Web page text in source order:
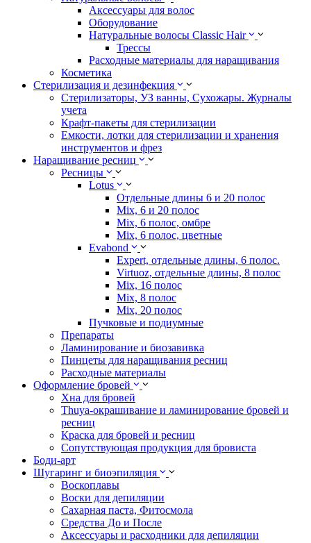
Аксессуары для волос
Оборудование
Натуральные волосы Classic Hair
Трессы
Расходные материалы для наращивания
Косметика
Стерилизация и дезинфекция
Стерилизаторы, УЗ ванны, Сухожары. Журналы
учета
Крафт-пакеты для стерилизации
Емкости, лотки для стерилизации и хранения
инструментов и фрез
Наращивание ресниц
Ресницы
Lotus
Отдельные длины 6 и 20 полос
Mix, 6 и 20 полос
Mix, 6 полос, омбре
Mix, 6 полос, цветные
Evabond
Expert, отдельные длины, 6 полос.
Virtuoz, отдельные длины, 8 полос
Mix, 16 полос
Mix, 8 полос
Mix, 20 полос
Пучковые и подиумные
Препараты
Ламинирование и биозавивка
Пинцеты для наращивания ресниц
Расходные материалы
Оформление бровей
Хна для бровей
Thuya-окрашивание и ламинирование бровей и
ресниц
Краска для бровей и ресниц
Сопутствующая продукция для бровиста
Боди-арт
Шугаринг и биоэпиляция
Воскоплавы
Воски для депиляции
Сахарная паста, Фитосмола
Средства До и После
Аксессуары и расходники для депиляции